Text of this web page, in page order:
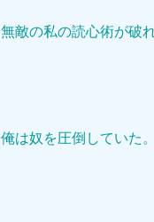
無敵の私の読心術が破
俺は奴を圧倒していた。